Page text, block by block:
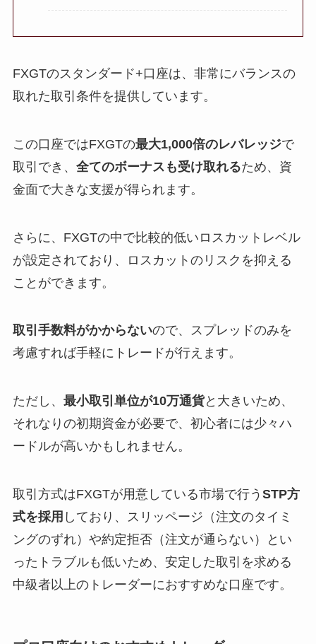
FXGTのスタンダード+口座は、非常にバランスの
取れた取引条件を提供しています。
この口座ではFXGTの最大1,000倍のレバレッジで
取引でき、 全てのボーナスも受け取れるため、資
金面で大きな支援が得られます。
さらに、FXGTの中で比較的低いロスカットレベル
が設定されており、ロスカットのリスクを抑える
ことができます。
取引手数料がかからないので、スプレッドのみを
考慮すれば手軽にトレードが行えます。
ただし、 最小取引単位が10万通貨と大きいため、
それなりの初期資金が必要で、初心者には少々ハ
ードルが高いかもしれません。
取引方式はFXGTが用意している市場で行う STP方
式を採用 しており、スリッページ（注文のタイミ
ングのずれ）や約定拒否（注文が通らない）とい
ったトラブルも低いため、安定した取引を求める
中級者以上のトレーダーにおすすめな口座です。